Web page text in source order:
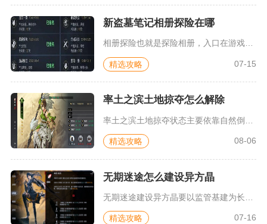
新盗墓笔记相册探险在哪
相册探险也就是探险相册，入口在游戏主界面右侧的图鉴栏内，需要...
精选攻略 07-15
率土之滨土地掠夺怎么解除
精选攻略 08-06
无期迷途怎么建设异方晶
精选攻略 07-16